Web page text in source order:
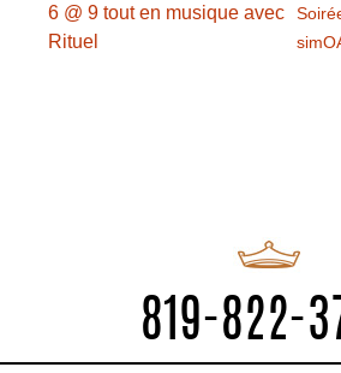
6 @ 9 tout en musique avec
Rituel
819-822-